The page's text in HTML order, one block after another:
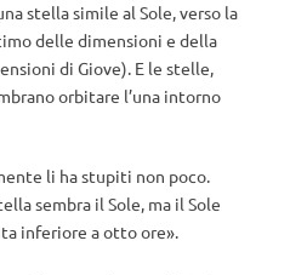
stella simile al Sole, verso la
delle dimensioni e della
di Giove). E le stelle,
orbitare l’una intorno
li ha stupiti non poco.
sembra il Sole, ma il Sole
inferiore a otto ore».